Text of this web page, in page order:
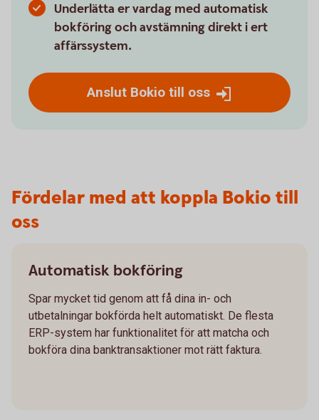
Underlätta er vardag med automatisk
bokföring och avstämning direkt i ert
affärssystem.
Anslut Bokio till oss
Fördelar med att koppla Bokio till
oss
Automatisk bokföring
Spar mycket tid genom att få dina in- och
utbetalningar bokförda helt automatiskt. De flesta
ERP-system har funktionalitet för att matcha och
bokföra dina banktransaktioner mot rätt faktura.